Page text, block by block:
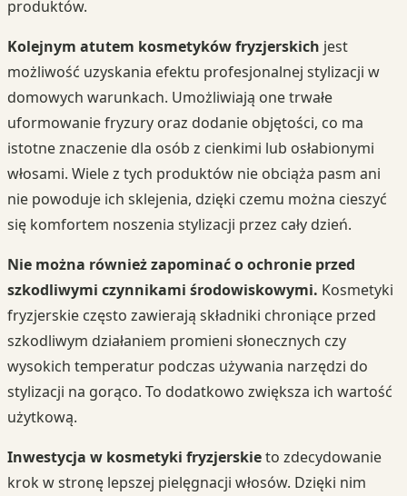
produktów.
Kolejnym atutem kosmetyków fryzjerskich jest
możliwość uzyskania efektu profesjonalnej stylizacji w
domowych warunkach. Umożliwiają one trwałe
uformowanie fryzury oraz dodanie objętości, co ma
istotne znaczenie dla osób z cienkimi lub osłabionymi
włosami. Wiele z tych produktów nie obciąża pasm ani
nie powoduje ich sklejenia, dzięki czemu można cieszyć
się komfortem noszenia stylizacji przez cały dzień.
Nie można również zapominać o ochronie przed
szkodliwymi czynnikami środowiskowymi. Kosmetyki
fryzjerskie często zawierają składniki chroniące przed
szkodliwym działaniem promieni słonecznych czy
wysokich temperatur podczas używania narzędzi do
stylizacji na gorąco. To dodatkowo zwiększa ich wartość
użytkową.
Inwestycja w kosmetyki fryzjerskieto zdecydowanie
krok w stronę lepszej pielęgnacji włosów. Dzięki nim